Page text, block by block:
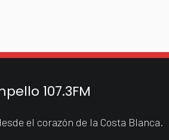
107.3FM
el corazón de la Costa Blanca.